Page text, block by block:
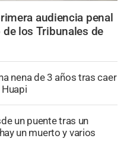
audiencia penal
los Tribunales de
nena de 3 años tras caer
un puente tras un
un muerto y varios